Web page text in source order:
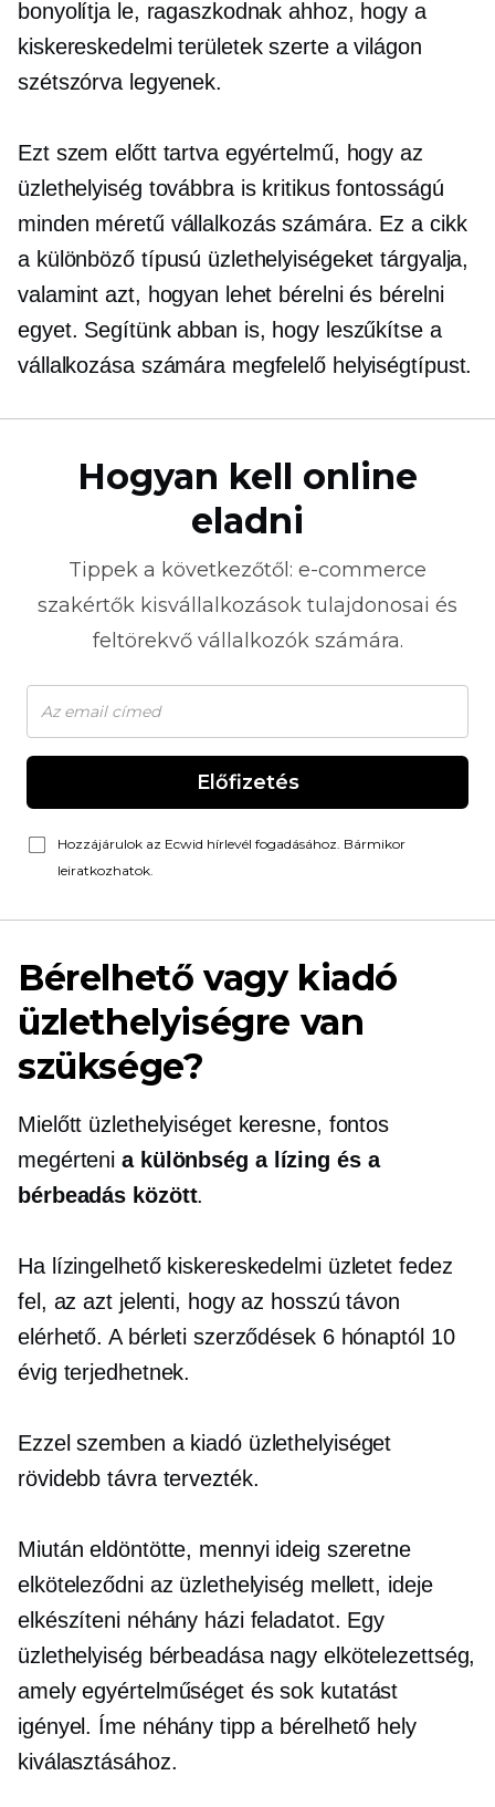
bonyolítja le, ragaszkodnak ahhoz, hogy a
kiskereskedelmi területek szerte a világon
szétszórva legyenek.
Ezt szem előtt tartva egyértelmű, hogy az
üzlethelyiség továbbra is kritikus fontosságú
minden méretű vállalkozás számára. Ez a cikk
a különböző típusú üzlethelyiségeket tárgyalja,
valamint azt, hogyan lehet bérelni és bérelni
egyet. Segítünk abban is, hogy leszűkítse a
vállalkozása számára megfelelő helyiségtípust.
Hogyan kell online
eladni
Tippek a következőtől: e-commerce
szakértők kisvállalkozások tulajdonosai és
feltörekvő vállalkozók számára.
Előfizetés
Hozzájárulok az Ecwid hírlevél fogadásához. Bármikor
leiratkozhatok.
Bérelhető vagy kiadó
üzlethelyiségre van
szüksége?
Mielőtt üzlethelyiséget keresne, fontos
megértenia különbség a lízing és a
bérbeadás között.
Ha lízingelhető kiskereskedelmi üzletet fedez
fel, az azt jelenti, hogy az hosszú távon
elérhető. A bérleti szerződések 6 hónaptól 10
évig terjedhetnek.
Ezzel szemben a kiadó üzlethelyiséget
rövidebb távra tervezték.
Miután eldöntötte, mennyi ideig szeretne
elköteleződni az üzlethelyiség mellett, ideje
elkészíteni néhány házi feladatot. Egy
üzlethelyiség bérbeadása nagy elkötelezettség,
amely egyértelműséget és sok kutatást
igényel. Íme néhány tipp a bérelhető hely
kiválasztásához.